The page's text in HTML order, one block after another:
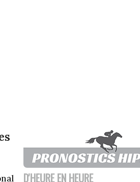
D'HEURE EN HEURE